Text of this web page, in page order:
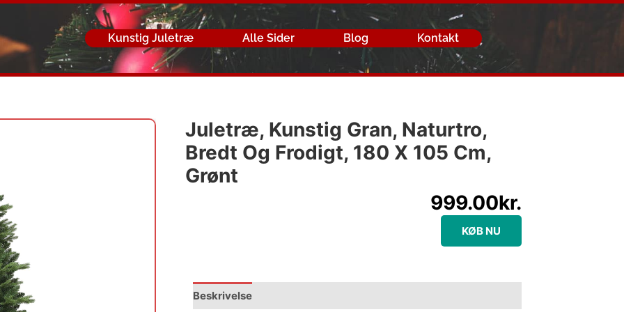
Kunstig Juletræ Alle Sider Blog Kontakt
Juletræ, Kunstig Gran, Naturtro,
Bredt Og Frodigt, 180 X 105 Cm,
Grønt
999.00kr.
KØB NU
Beskrivelse